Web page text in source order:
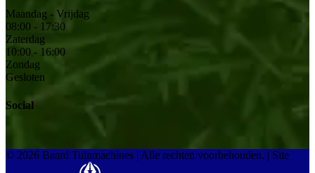
Maandag - Vrijdag
08:00 - 17:30
Zaterdag
10:00 - 16:00
Zondag
Gesloten
Social
© 2026 Baard Tuinmachines | Alle rechten voorbehouden. | Site